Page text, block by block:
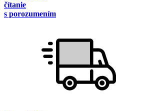
čítanie
s porozumením